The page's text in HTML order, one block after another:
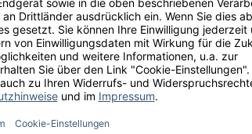
Controllata